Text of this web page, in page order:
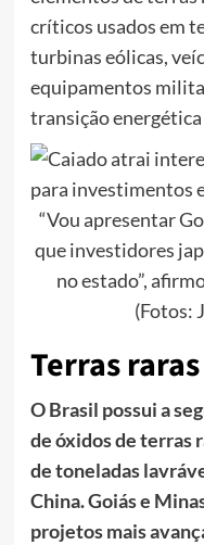
críticos usados em
turbinas eólicas,
equipamentos
transição
“Vou apresentar
que investidores
no estado”,
(Fotos:
Terras raras
O Brasil possui a
de óxidos de terras
de toneladas
China. Goiás e
projetos mais